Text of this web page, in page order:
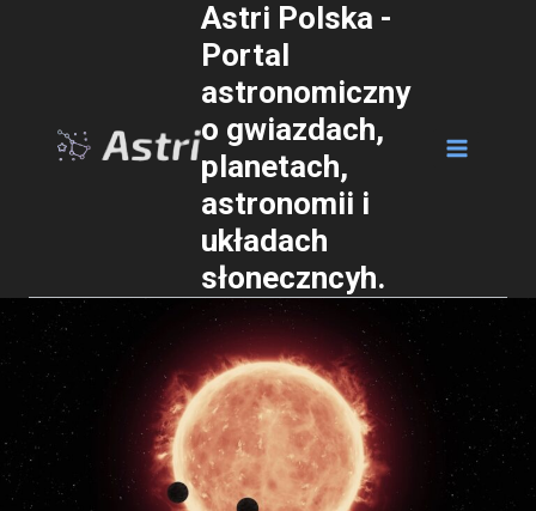
Astri Polska -
Portal
astronomiczny
o gwiazdach,
planetach,
astronomii i
układach
słoneczncyh.